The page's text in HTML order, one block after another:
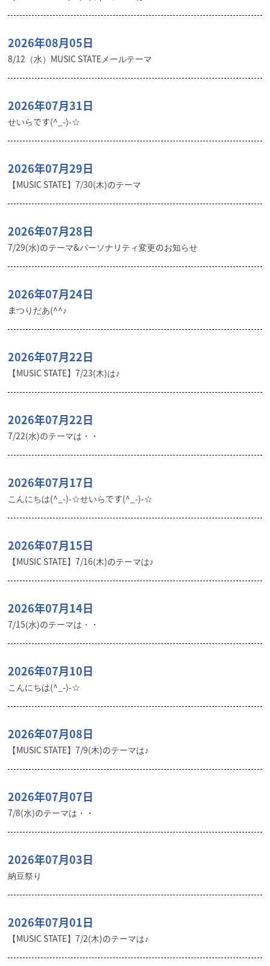
2026年08月05日
8/12（水）MUSIC STATEメールテーマ
2026年07月31日
せいらです(^_-)-☆
2026年07月29日
【MUSIC STATE】7/30(木)のテーマ
2026年07月28日
7/29(水)のテーマ&パーソナリティ変更のお知らせ
2026年07月24日
まつりだあ(^^♪
2026年07月22日
【MUSIC STATE】7/23(木)は♪
2026年07月22日
7/22(水)のテーマは・・
2026年07月17日
こんにちは(^_-)-☆せいらです(^_-)-☆
2026年07月15日
【MUSIC STATE】7/16(木)のテーマは♪
2026年07月14日
7/15(水)のテーマは・・
2026年07月10日
こんにちは(^_-)-☆
2026年07月08日
【MUSIC STATE】7/9(木)のテーマは♪
2026年07月07日
7/8(水)のテーマは・・
2026年07月03日
納豆祭り
2026年07月01日
【MUSIC STATE】7/2(木)のテーマは♪